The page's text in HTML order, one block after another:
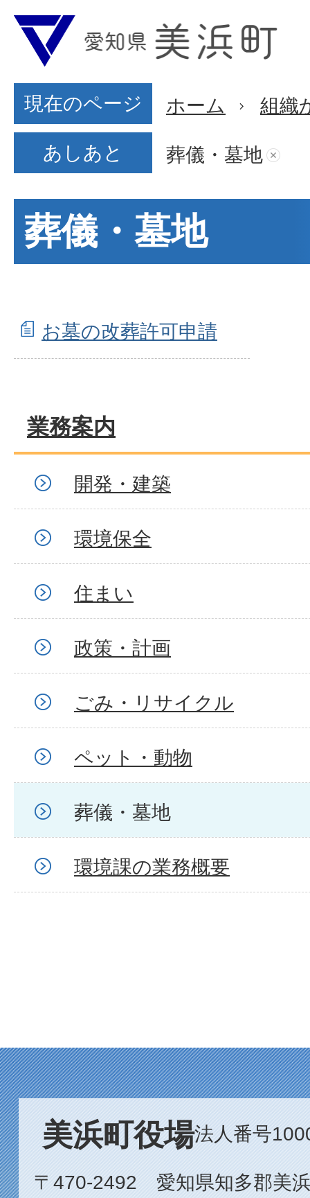
現在のページ ホーム 組織
あしあと 葬儀・墓地
葬儀・墓地
お墓の改葬許可申請
業務案内
開発・建築
環境保全
住まい
政策・計画
ごみ・リサイクル
ペット・動物
葬儀・墓地
環境課の業務概要
美浜町役場法人番号
〒470-2492 愛知県知多郡美